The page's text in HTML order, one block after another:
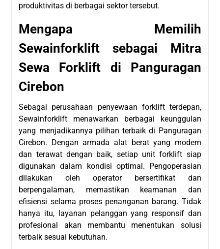
produktivitas di berbagai sektor tersebut.
Mengapa Memilih
Sewainforklift sebagai Mitra
Sewa Forklift di Panguragan
Cirebon
Sebagai perusahaan penyewaan forklift terdepan,
Sewainforklift menawarkan berbagai keunggulan
yang menjadikannya pilihan terbaik di Panguragan
Cirebon. Dengan armada alat berat yang modern
dan terawat dengan baik, setiap unit forklift siap
digunakan dalam kondisi optimal. Pengoperasian
dilakukan oleh operator bersertifikat dan
berpengalaman, memastikan keamanan dan
efisiensi selama proses penanganan barang. Tidak
hanya itu, layanan pelanggan yang responsif dan
profesional akan membantu menentukan solusi
terbaik sesuai kebutuhan.